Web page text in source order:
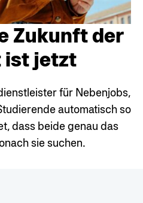
Zukunft der
ist jetzt
für Nebenjobs,
automatisch so
dass beide genau das
sie suchen.